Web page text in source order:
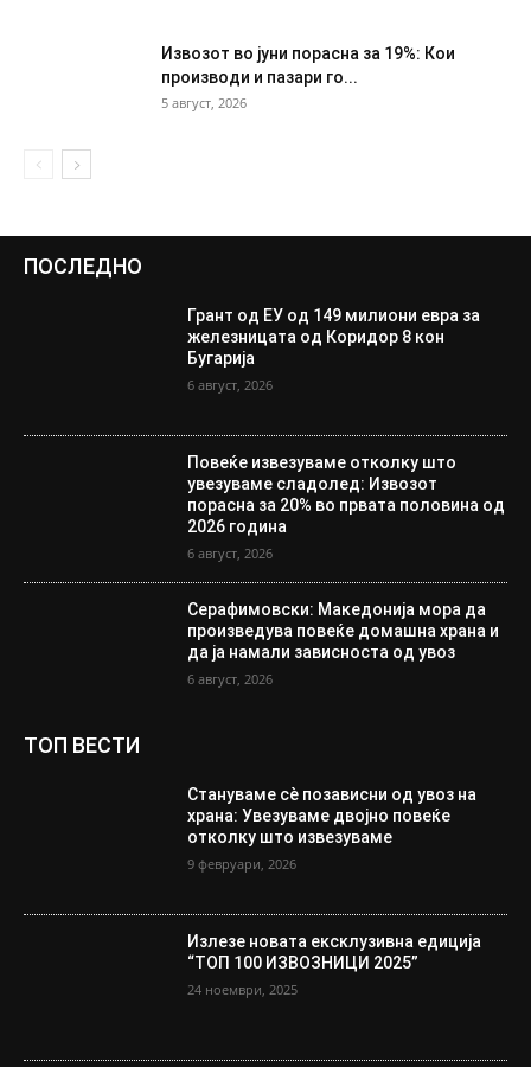
Извозот во јуни порасна за 19%: Кои
производи и пазари го...
5 август, 2026
ПОСЛЕДНО
Грант од ЕУ од 149 милиони евра за
железницата од Коридор 8 кон
Бугарија
6 август, 2026
Повеќе извезуваме отколку што
увезуваме сладолед: Извозот
порасна за 20% во првата половина од
2026 година
6 август, 2026
Серафимовски: Македонија мора да
произведува повеќе домашна храна и
да ја намали зависноста од увоз
6 август, 2026
ТОП ВЕСТИ
Стануваме сè позависни од увоз на
храна: Увезуваме двојно повеќе
отколку што извезуваме
9 февруари, 2026
Излезе новата ексклузивна едиција
“ТОП 100 ИЗВОЗНИЦИ 2025”
24 ноември, 2025